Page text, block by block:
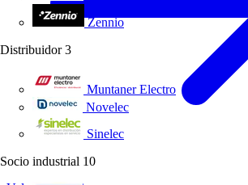
Zennio
Distribuidor 3
Muntaner Electro
Novelec
Sinelec
Socio industrial 10